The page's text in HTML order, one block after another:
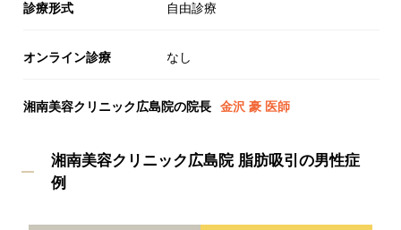
診療形式 自由診療
オンライン診療 なし
湘南美容クリニック広島院の院長 金沢 豪 医師
湘南美容クリニック広島院 脂肪吸引の男性症
例